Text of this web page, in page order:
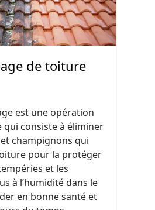
de toiture
est une opération
qui consiste à éliminer
champignons qui
pour la protéger
et les
à l’humidité dans le
en bonne santé et